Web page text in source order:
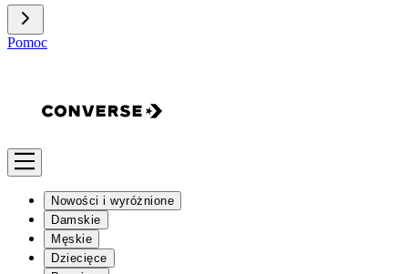
Pomoc
Nowości i wyróżnione
Damskie
Męskie
Dziecięce